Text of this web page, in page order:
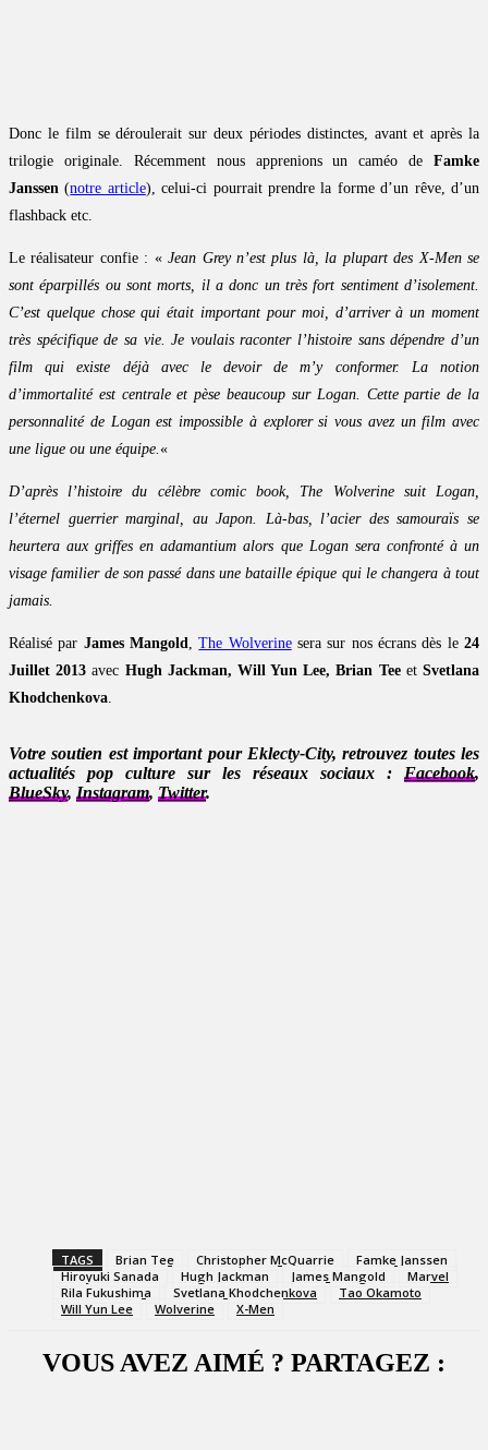
Donc le film se déroulerait sur deux périodes distinctes, avant et après la
trilogie originale. Récemment nous apprenions un caméo de Famke
Janssen (notre article), celui-ci pourrait prendre la forme d’un rêve, d’un
flashback etc.
Le réalisateur confie : «Jean Grey n’est plus là, la plupart des X-Men se
sont éparpillés ou sont morts, il a donc un très fort sentiment d’isolement.
C’est quelque chose qui était important pour moi, d’arriver à un moment
très spécifique de sa vie. Je voulais raconter l’histoire sans dépendre d’un
film qui existe déjà avec le devoir de m’y conformer. La notion
d’immortalité est centrale et pèse beaucoup sur Logan. Cette partie de la
personnalité de Logan est impossible à explorer si vous avez un film avec
une ligue ou une équipe.«
D’après l’histoire du célèbre comic book, The Wolverine suit Logan,
l’éternel guerrier marginal, au Japon. Là-bas, l’acier des samouraïs se
heurtera aux griffes en adamantium alors que Logan sera confronté à un
visage familier de son passé dans une bataille épique qui le changera à tout
jamais.
Réalisé par James Mangold,The Wolverinesera sur nos écrans dès le24
Juillet 2013 avec Hugh Jackman, Will Yun Lee, Brian TeeetSvetlana
Khodchenkova.
Votre soutien est important pour Eklecty-City, retrouvez toutes les
actualités pop culture sur les réseaux sociaux : Facebook,
BlueSky, Instagram, Twitter.
TAGS Brian Tee Christopher McQuarrie
Famke Janssen
Hiroyuki Sanada
Hugh Jackman James Mangold
Marvel
Rila Fukushima
Svetlana Khodchenkova
Tao Okamoto
Will Yun Lee
Wolverine X-Men
VOUS AVEZ AIMÉ ? PARTAGEZ :